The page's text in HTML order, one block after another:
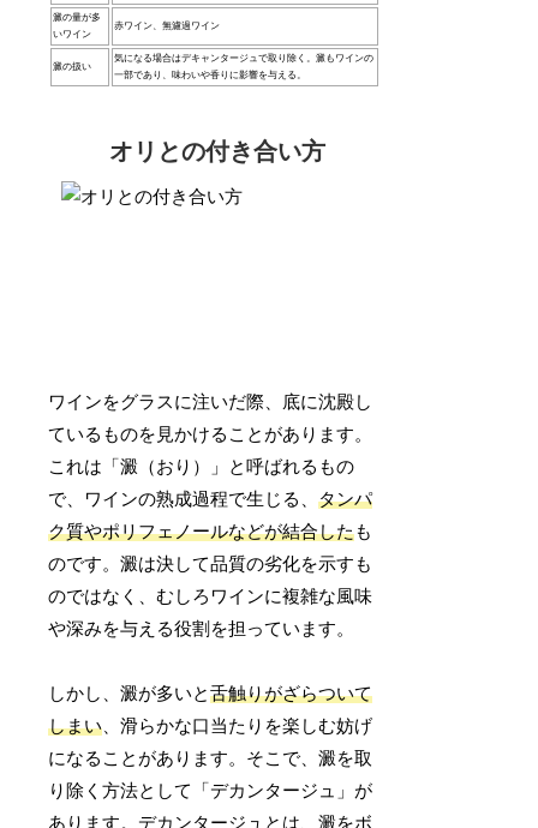
澱の量が多
いワイン
赤ワイン、無濾過ワイン
澱の扱い
気になる場合はデキャンタージュで取り除く。澱もワインの
一部であり、味わいや香りに影響を与える。
オリとの付き合い方
ワインをグラスに注いだ際、底に沈殿し
ているものを見かけることがあります。
これは「澱（おり）」と呼ばれるもの
で、ワインの熟成過程で生じる、タンパ
ク質やポリフェノールなどが結合したも
のです。澱は決して品質の劣化を示すも
のではなく、むしろワインに複雑な風味
や深みを与える役割を担っています。
しかし、澱が多いと舌触りがざらついて
しまい 、滑らかな口当たりを楽しむ妨げ
になることがあります。そこで、澱を取
り除く方法として「デカンタージュ」が
あります。デカンタージュとは、澱をボ